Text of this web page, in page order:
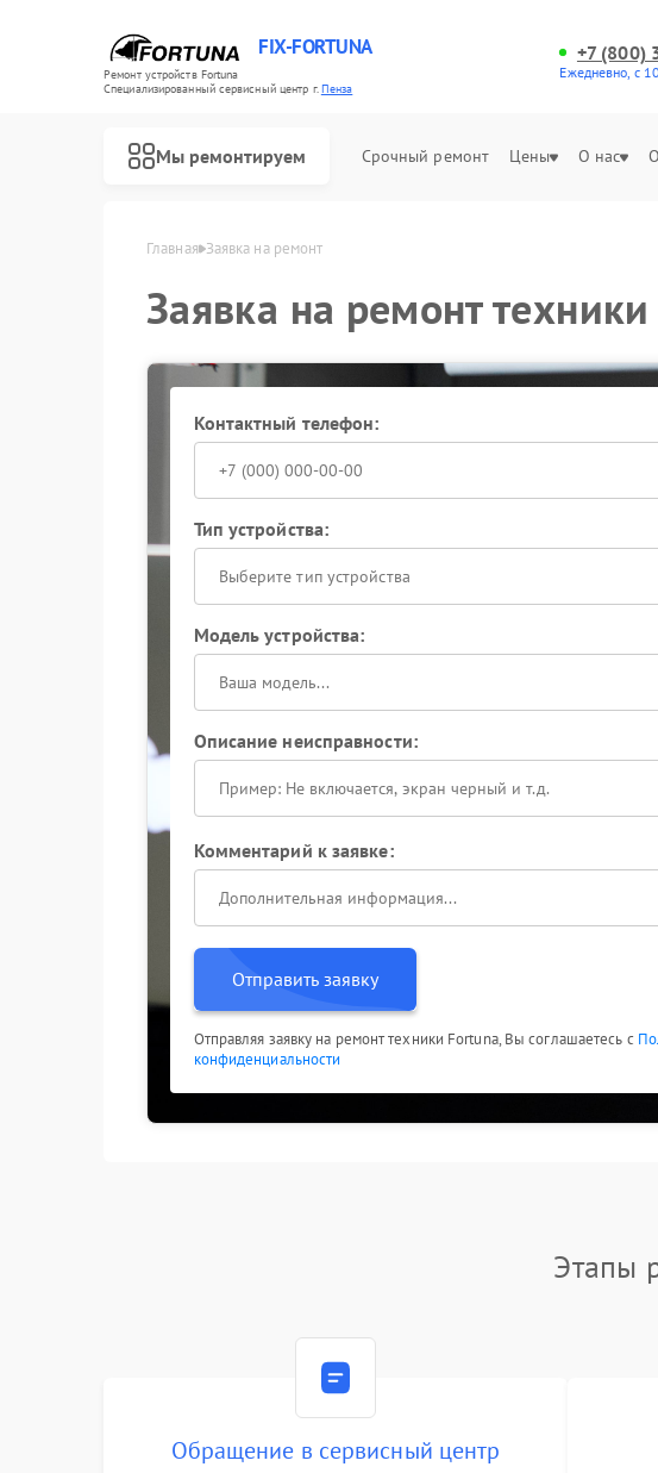
FIX-FORTUNA
Ремонт устройств Fortuna
Специализированный cервисный центр г.Пенза
+7 (800)
Ежедневно, с
Мы ремонтируем Срочный ремонт Цены О нас
Главная Заявка на ремонт
Заявка на ремонт
Контактный телефон:
Тип устройства:
Выберите тип устройства
Модель устройства:
Описание неисправности:
Комментарий к заявке:
Отправить заявку
Отправляя заявку на ремонт техники Fortuna, Вы соглашаетесь с
конфиденциальности
Этапы
Обращение в сервисный центр